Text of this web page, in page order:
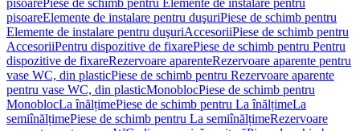
pisoarePiese de schimb pentru Elemente de instalare pentru
pisoareElemente de instalare pentru duşuriPiese de schimb pentru
Elemente de instalare pentru duşuriAccesoriiPiese de schimb pentru
AccesoriiPentru dispozitive de fixarePiese de schimb pentru Pentru
dispozitive de fixareRezervoare aparenteRezervoare aparente pentru
vase WC, din plasticPiese de schimb pentru Rezervoare aparente
pentru vase WC, din plasticMonoblocPiese de schimb pentru
MonoblocLa înălțimePiese de schimb pentru La înălțimeLa
semiînălțimePiese de schimb pentru La semiînălțimeRezervoare